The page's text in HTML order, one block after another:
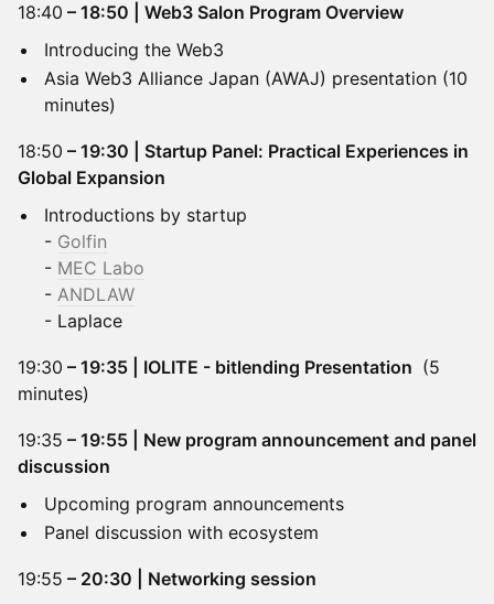
18:40 – 18:50 | Web3 Salon Program Overview
Introducing the Web3
Asia Web3 Alliance Japan (AWAJ) presentation (10
minutes)
18:50 – 19:30 | Startup Panel: Practical Experiences in
Global Expansion
Introductions by startup
- Golfin
- MEC Labo
- ANDLAW
- Laplace
19:30 – 19:35 | IOLITE - bitlending Presentation (5
minutes)
19:35 – 19:55 | New program announcement and panel
discussion
Upcoming program announcements
Panel discussion with ecosystem
19:55 – 20:30 | Networking session